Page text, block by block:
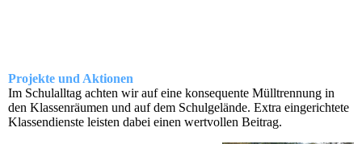
Projekte und Aktionen
Im Schulalltag achten wir auf eine konsequente Mülltrennung in
den Klassenräumen und auf dem Schulgelände. Extra eingerichtete
Klassendienste leisten dabei einen wertvollen Beitrag.